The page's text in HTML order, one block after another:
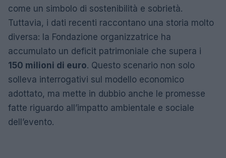
come un simbolo di sostenibilità e sobrietà.
Tuttavia, i dati recenti raccontano una storia molto
diversa: la Fondazione organizzatrice ha
accumulato un deficit patrimoniale che supera i
150 milioni di euro. Questo scenario non solo
solleva interrogativi sul modello economico
adottato, ma mette in dubbio anche le promesse
fatte riguardo all’impatto ambientale e sociale
dell’evento.